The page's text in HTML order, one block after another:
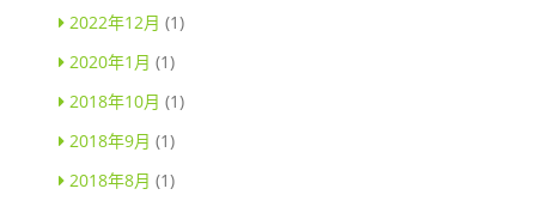
2022年12月 (1)
2020年1月 (1)
2018年10月 (1)
2018年9月 (1)
2018年8月 (1)